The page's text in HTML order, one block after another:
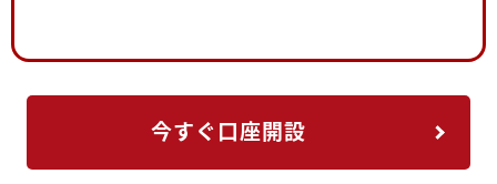
今すぐ口座開設